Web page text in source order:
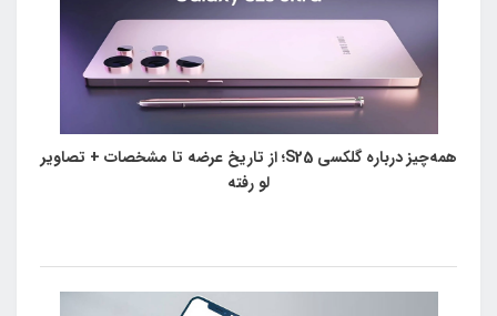
همه‌چیز درباره گلکسی S25؛ از تاریخ عرضه تا مشخصات + تصاویر
لو رفته